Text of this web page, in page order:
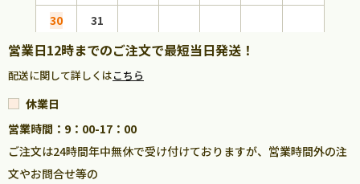
30
31
営業日12時までのご注文で最短当日発送！
配送に関して詳しくはこちら
休業日
営業時間：9：00-17：00
ご注文は24時間年中無休で受け付けておりますが、営業時間外の注
文やお問合せ等の